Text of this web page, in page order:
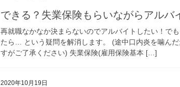
できる？失業保険もらいながらアルバ
再就職なかなか決まらないのでアルバイトしたい！で
たら… という疑問を解消します。 (途中口内炎を噛ん
すがご了承ください) 失業保険(雇用保険基本 […]
2020年10月19日